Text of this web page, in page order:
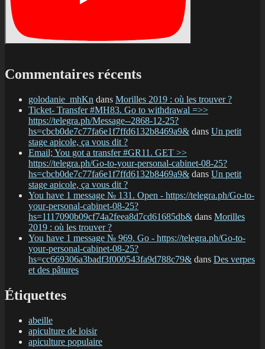
Commentaires récents
golodanie_mhKn dans Morilles 2019 : où les trouver ?
Ticket- Transfer #MH83. Go to withdrawal =>>
https://telegra.ph/Message--2868-12-25?
hs=cbcb0de7c77fa6e1f7ffd6132b8469a9& dans Un petit
stage apicole, ça vous dit ?
Email; You got a transfer #GR11. GET >>
https://telegra.ph/Go-to-your-personal-cabinet-08-25?
hs=cbcb0de7c77fa6e1f7ffd6132b8469a9& dans Un petit
stage apicole, ça vous dit ?
You have 1 message № 131. Open - https://telegra.ph/Go-to-
your-personal-cabinet-08-25?
hs=1117090b09cf74a2feea8d7cd61685db& dans Morilles
2019 : où les trouver ?
You have 1 message № 969. Go - https://telegra.ph/Go-to-
your-personal-cabinet-08-25?
hs=cc669306a3badf3f000543fa9d788c79& dans Des verpes
et des pâtures
Étiquettes
abeille
apiculture de loisir
apiculture populaire